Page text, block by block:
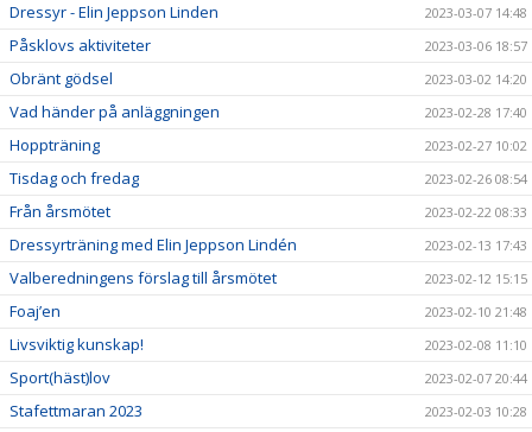
Dressyr - Elin Jeppson Linden 2023-03-07 14:48
Påsklovs aktiviteter 2023-03-06 18:57
Obränt gödsel 2023-03-02 14:20
Vad händer på anläggningen 2023-02-28 17:40
Hoppträning 2023-02-27 10:02
Tisdag och fredag 2023-02-26 08:54
Från årsmötet 2023-02-22 08:33
Dressyrträning med Elin Jeppson Lindén 2023-02-13 17:43
Valberedningens förslag till årsmötet 2023-02-12 15:15
Foaj’en 2023-02-10 21:48
Livsviktig kunskap! 2023-02-08 11:10
Sport(häst)lov 2023-02-07 20:44
Stafettmaran 2023 2023-02-03 10:28